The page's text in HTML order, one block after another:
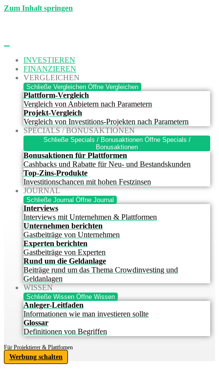
Zum Inhalt springen
INVESTIEREN
FINANZIEREN
VERGLEICHEN
Schließe Vergleichen Öffne Vergleichen
Plattform-Vergleich
Vergleich von Anbietern nach Parametern
Projekt-Vergleich
Vergleich von Investitions-Projekten nach Parametern
SPECIALS / BONUSAKTIONEN
Schließe Specials / Bonusaktionen Öffne Specials /
Bonusaktionen
Bonusaktionen für Plattformen
Cashbacks und Rabatte für Neu- und Bestandskunden
Top-Zins-Produkte
Investitionschancen mit hohen Festzinsen
JOURNAL
Schließe Journal Öffne Journal
Interviews
Interviews mit Unternehmen & Plattformen
Unternehmen berichten
Gastbeiträge von Unternehmen
Experten berichten
Gastbeiträge von Experten
Rund um die Geldanlage
Beiträge rund um das Thema Crowdinvesting und
Geldanlagen
WISSEN
Schließe Wissen Öffne Wissen
Anleger-Leitfaden
Informationen wie man investieren sollte
Glossar
Definitionen von Begriffen
Für Projektierer & Plattfomen
Werbung schalten